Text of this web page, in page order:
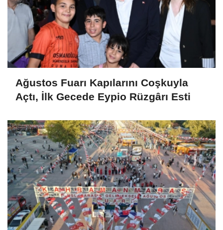
Ağustos Fuarı Kapılarını Coşkuyla
Açtı, İlk Gecede Eypio Rüzgârı Esti